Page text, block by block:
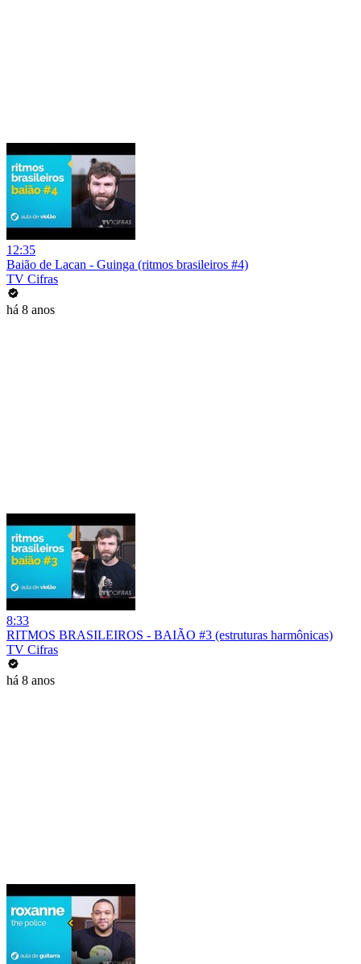
12:35
Baião de Lacan - Guinga (ritmos brasileiros #4)
TV Cifras
há 8 anos
8:33
RITMOS BRASILEIROS - BAIÃO #3 (estruturas harmônicas)
TV Cifras
há 8 anos